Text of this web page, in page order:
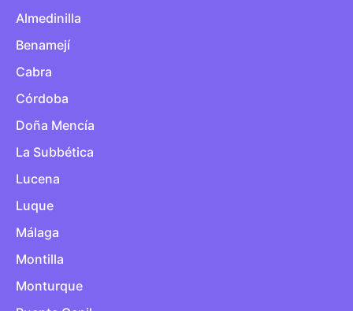
Almedinilla
Benamejí
Cabra
Córdoba
Doña Mencía
La Subbética
Lucena
Luque
Málaga
Montilla
Monturque